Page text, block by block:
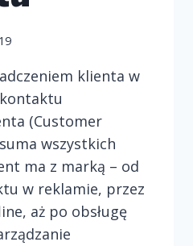
klienta w
(Customer
wszystkich
ma z marką – od
w reklamie, przez
aż po obsługę